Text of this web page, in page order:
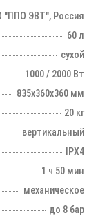
"ППО ЭВТ", Россия
60 л
сухой
1000 / 2000 Вт
835х360х360 мм
20 кг
вертикальный
IPX4
1 ч 50 мин
механическое
до 8 бар